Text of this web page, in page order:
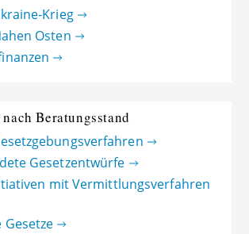
Krieg
Osten
nach Beratungsstand
Gesetzentwürfe
mit Vermittlungsverfahren